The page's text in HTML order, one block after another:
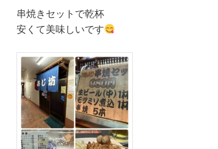
串焼きセットで乾杯
安くて美味しいです